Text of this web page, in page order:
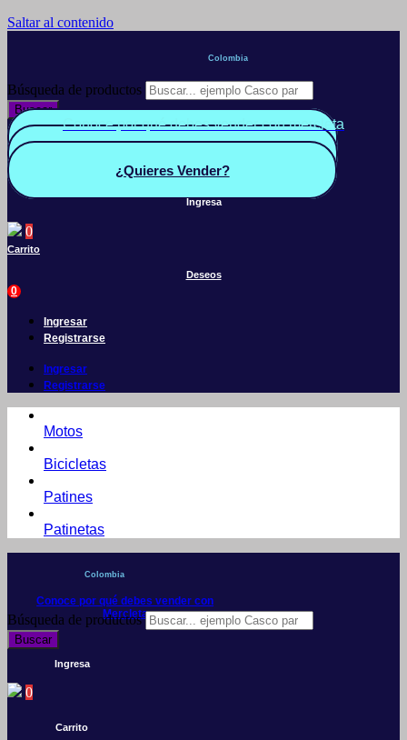
Saltar al contenido
Colombia
Búsqueda de productos
Buscar
Conoce por qué debes vender con mercleta
Quiero Vender
¿Quieres Vender?
Ingresa
0
Carrito
Deseos
0
Ingresar
Registrarse
Ingresar
Registrarse
Motos
Bicicletas
Patines
Patinetas
Colombia
Conoce por qué debes vender con
Mercleta
Búsqueda de productos
Buscar
Ingresa
0
Carrito